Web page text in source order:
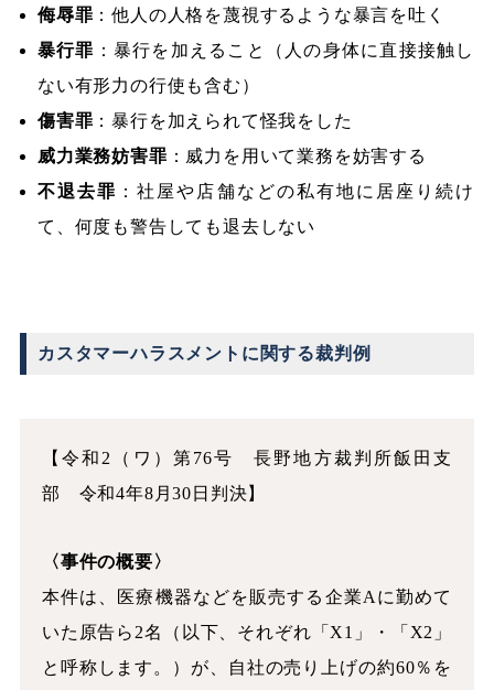
侮辱罪 ：他人の人格を蔑視するような暴言を吐く
暴行罪 ：暴行を加えること（人の身体に直接接触し
ない有形力の行使も含む）
傷害罪 ：暴行を加えられて怪我をした
威力業務妨害罪 ：威力を用いて業務を妨害する
不退去罪 ：社屋や店舗などの私有地に居座り続け
て、何度も警告しても退去しない
カスタマーハラスメントに関する裁判例
【令和2（ワ）第76号 長野地方裁判所飯田支
部 令和4年8月30日判決】
〈事件の概要〉
本件は、医療機器などを販売する企業Aに勤めて
いた原告ら2名（以下、それぞれ「X1」・「X2」
と呼称します。）が、自社の売り上げの約60％を